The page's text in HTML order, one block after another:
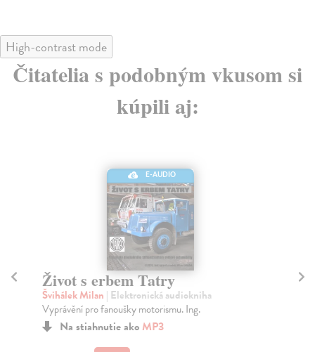
High-contrast mode
Čitatelia s podobným vkusom si
kúpili aj:
E-AUDIO
Za svědky minulosti
Švihálek Milan | Elektronická audiokniha
Vyprávění o putování čtyř kamarádů ve staré škodovce
1203 za mizejícími řemesly a technickými památk...